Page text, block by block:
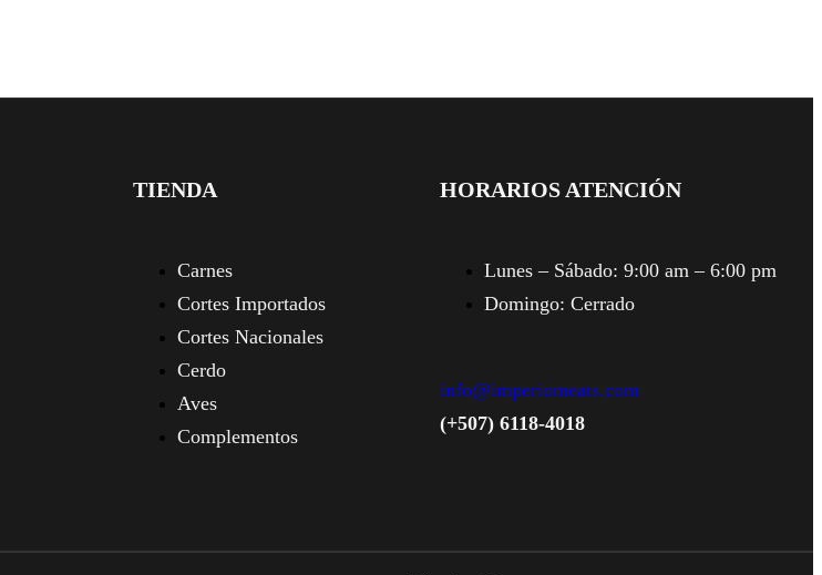
TIENDA
Carnes
Cortes Importados
Cortes Nacionales
Cerdo
Aves
Complementos
HORARIOS ATENCIÓN
Lunes – Sábado: 9:00 am – 6:00 pm
Domingo: Cerrado
info@imperiomeats.com
(+507) 6118-4018